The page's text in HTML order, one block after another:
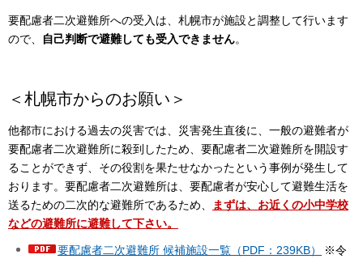
要配慮者二次避難所への受入は、札幌市が施設と調整して行います
ので、
自己判断で避難しても受入できません。
＜札幌市からのお願い＞
他都市における過去の災害では、災害発生直後に、一般の避難者が
要配慮者二次避難所に殺到したため、要配慮者二次避難所を開設す
ることができず、その役割を果たせなかったという事例が発生して
おります。要配慮者二次避難所は、要配慮者が安心して避難生活を
送るための二次的な避難所であるため、
まずは、お近くの小中学校
などの避難所に避難して下さい。
要配慮者二次避難所 候補施設一覧（PDF：239KB）
※令